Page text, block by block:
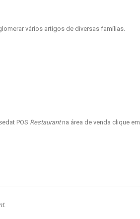
vários artigos de diversas famílias.
POS Restaurantna área de venda clique em
.